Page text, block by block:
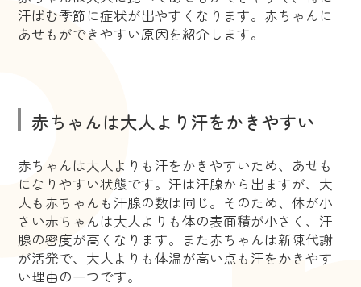
汗ばむ季節に症状が出やすくなります。赤ちゃんに
あせもができやすい原因を紹介します。
赤ちゃんは大人より汗をかきやすい
赤ちゃんは大人よりも汗をかきやすいため、あせも
になりやすい状態です。汗は汗腺から出ますが、大
人も赤ちゃんも汗腺の数は同じ。そのため、体が小
さい赤ちゃんは大人よりも体の表面積が小さく、汗
腺の密度が高くなります。また赤ちゃんは新陳代謝
が活発で、大人よりも体温が高い点も汗をかきやす
い理由の一つです。